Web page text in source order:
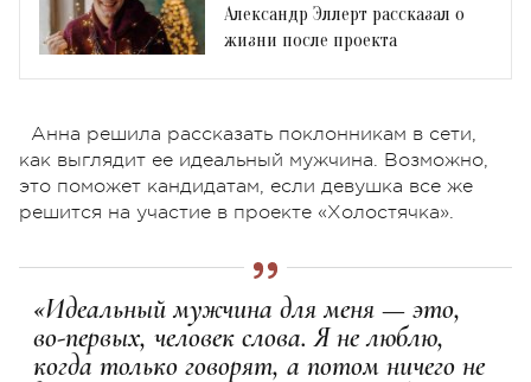
Александр Эллерт рассказал о
жизни после проекта
Анна решила рассказать поклонникам в сети,
как выглядит ее идеальный мужчина. Возможно,
это поможет кандидатам, если девушка все же
решится на участие в проекте «Холостячка».
«Идеальный мужчина для меня — это,
во-первых, человек слова. Я не люблю,
когда только говорят, а потом ничего не